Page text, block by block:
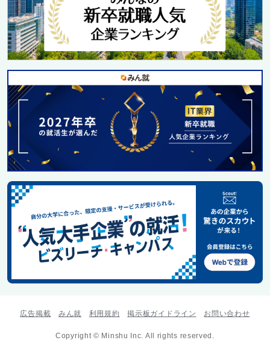
広告掲載 みん就 利用規約 掲示板ガイドライン お問い合わせ
Copyright © Minshu Inc. All rights reserved.